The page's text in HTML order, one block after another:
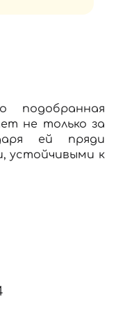
подобранная
не только за
ей пряди
устойчивыми к
негативных
из Бразилии,
Южной Кореи,
с доставкой в